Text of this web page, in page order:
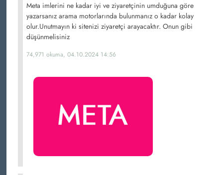
Meta imlerini ne kadar iyi ve ziyaretçinin umduğuna göre
yazarsanız arama motorlarında bulunmanız o kadar kolay
olur.Unutmayın ki sitenizi ziyaretçi arayacaktır. Onun gibi
düşünmelisiniz
74,971 okuma, 04.10.2024 14:56